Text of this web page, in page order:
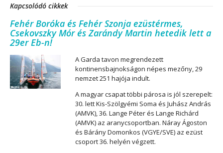
Kapcsolódó cikkek
Fehér Boróka és Fehér Szonja ezüstérmes,
Csekovszky Mór és Zarándy Martin hetedik lett a
29er Eb-n!
A Garda tavon megrendezett
kontinensbajnokságon népes mezőny, 29
nemzet 251 hajója indult.
A magyar csapat többi párosa is jól szerepelt:
30. lett Kis-Szölgyémi Soma és Juhász András
(AMVK), 36. Lange Péter és Lange Richárd
(AMVK) az aranycsoportban. Náray Ágoston
és Bárány Domonkos (VGYE/SVE) az ezüst
csoport 36. helyén végzett.